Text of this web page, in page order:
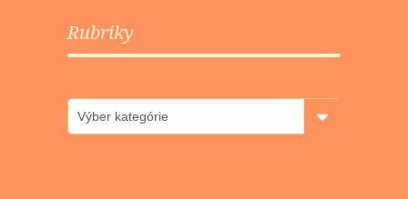
Rubriky
Rubriky